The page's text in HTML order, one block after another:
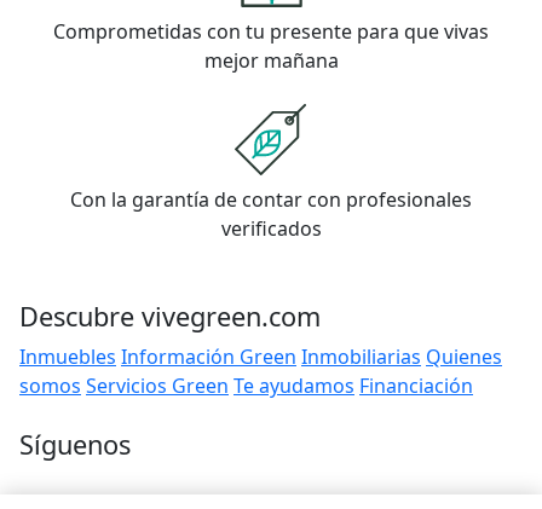
Comprometidas con tu presente para que vivas
mejor mañana
Con la garantía de contar con profesionales
verificados
Descubre vivegreen.com
Inmuebles Información Green Inmobiliarias Quienes
somos Servicios Green Te ayudamos Financiación
Síguenos